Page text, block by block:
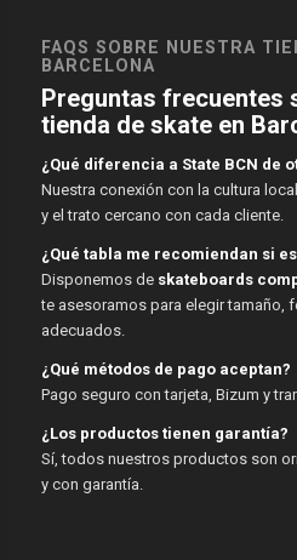
FAQS SOBRE NUESTRA
BARCELONA
Preguntas frecuentes
tienda de skate en
¿Qué diferencia a State BCN de
Nuestra conexión con la cultura
y el trato cercano con cada cliente.
¿Qué tabla me recomiendan si
Disponemos de skateboards
te asesoramos para elegir tamaño,
adecuados.
¿Qué métodos de pago aceptan?
Pago seguro con tarjeta, Bizum y
¿Los productos tienen garantía?
Sí, todos nuestros productos son
y con garantía.